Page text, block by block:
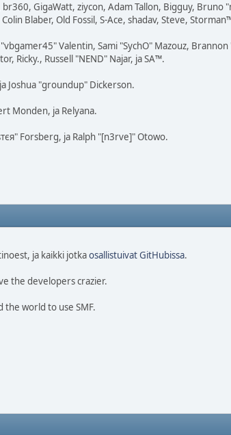
GigaWatt, ziycon, Adam Tallon, Bigguy, Bruno
Blaber, Old Fossil, S-Ace, shadav, Steve,
Valentin, Sami "SychO" Mazouz,
Ricky., Russell "NEND" Najar, ja SA™.
Joshua "groundup" Dickerson.
Monden, ja Relyana.
Forsberg, ja Ralph "[n3rve]" Otowo.
ja kaikki jotkaosallistuivat GitHubissa.
the developers crazier.
world to use SMF.